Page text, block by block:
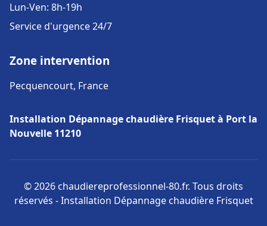
Lun-Ven: 8h-19h
Service d'urgence 24/7
Zone intervention
Pecquencourt, France
Installation Dépannage chaudière Frisquet à Port la
Nouvelle 11210
© 2026 chaudiereprofessionnel-80.fr. Tous droits
réservés - Installation Dépannage chaudière Frisquet